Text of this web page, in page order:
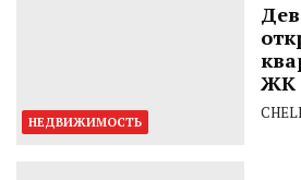
НЕДВИЖИМОСТЬ
ЖК